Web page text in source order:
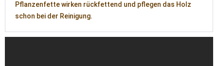
Pflanzenfette wirken rückfettend und pflegen das Holz
schon bei der Reinigung.